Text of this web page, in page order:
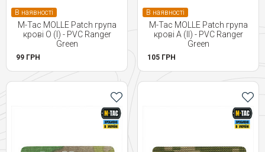
В наявності
M-Tac MOLLE Patch група
крові O (I) - PVC Ranger
Green
99 ГРН
В наявності
M-Tac MOLLE Patch група
крові A (II) - PVC Ranger
Green
105 ГРН